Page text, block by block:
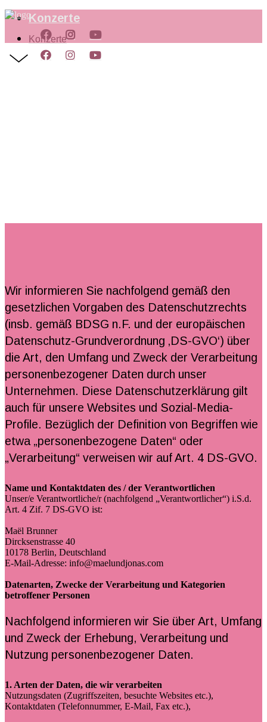
Konzerte
Konzerte
Wir informieren Sie nachfolgend gemäß den
gesetzlichen Vorgaben des Datenschutzrechts
(insb. gemäß BDSG n.F. und der europäischen
Datenschutz-Grundverordnung ‚DS-GVO‘) über
die Art, den Umfang und Zweck der Verarbeitung
personenbezogener Daten durch unser
Unternehmen. Diese Datenschutzerklärung gilt
auch für unsere Websites und Sozial-Media-
Profile. Bezüglich der Definition von Begriffen wie
etwa „personenbezogene Daten“ oder
„Verarbeitung“ verweisen wir auf Art. 4 DS-GVO.
Name und Kontaktdaten des / der Verantwortlichen
Unser/e Verantwortliche/r (nachfolgend „Verantwortlicher“) i.S.d.
Art. 4 Zif. 7 DS-GVO ist:
Maël Brunner
Dircksenstrasse 40
10178 Berlin, Deutschland
E-Mail-Adresse: info@maelundjonas.com
Datenarten, Zwecke der Verarbeitung und Kategorien
betroffener Personen
Nachfolgend informieren wir Sie über Art, Umfang
und Zweck der Erhebung, Verarbeitung und
Nutzung personenbezogener Daten.
1. Arten der Daten, die wir verarbeiten
Nutzungsdaten (Zugriffszeiten, besuchte Websites etc.),
Kontaktdaten (Telefonnummer, E-Mail, Fax etc.),